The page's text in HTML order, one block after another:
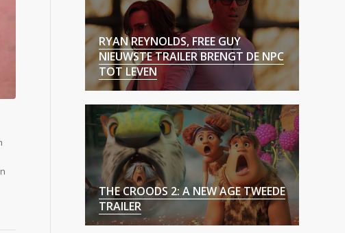
RYAN REYNOLDS, FREE GUY
NIEUWSTE TRAILER BRENGT DE NPC
TOT LEVEN
THE CROODS 2: A NEW AGE TWEEDE
TRAILER